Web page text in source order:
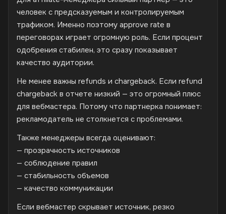
человек с предсказуемым и контролируемым
трафиком. Именно поэтому approve rate в
переговорах играет огромную роль. Если процент
одобрения стабилен, это сразу показывает
качество аудитории.
Не менее важны refunds и chargeback. Если refund
chargeback в отчете низкий — это огромный плюс
для вебмастера. Потому что партнерка понимает:
рекламодатель не столкнется с проблемами.
Также менеджеры всегда оценивают:
— прозрачность источников
— соблюдение правил
— стабильность объемов
— качество коммуникации
Если вебмастер скрывает источник, резко